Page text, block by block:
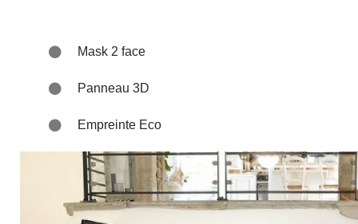
Mask 2 face
Panneau 3D
Empreinte Eco